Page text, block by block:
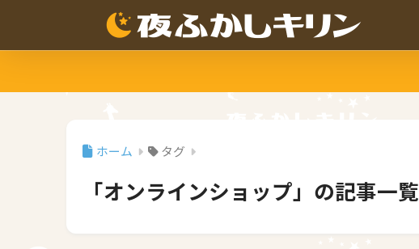
ホーム タグ
「オンラインショップ」の記事一覧